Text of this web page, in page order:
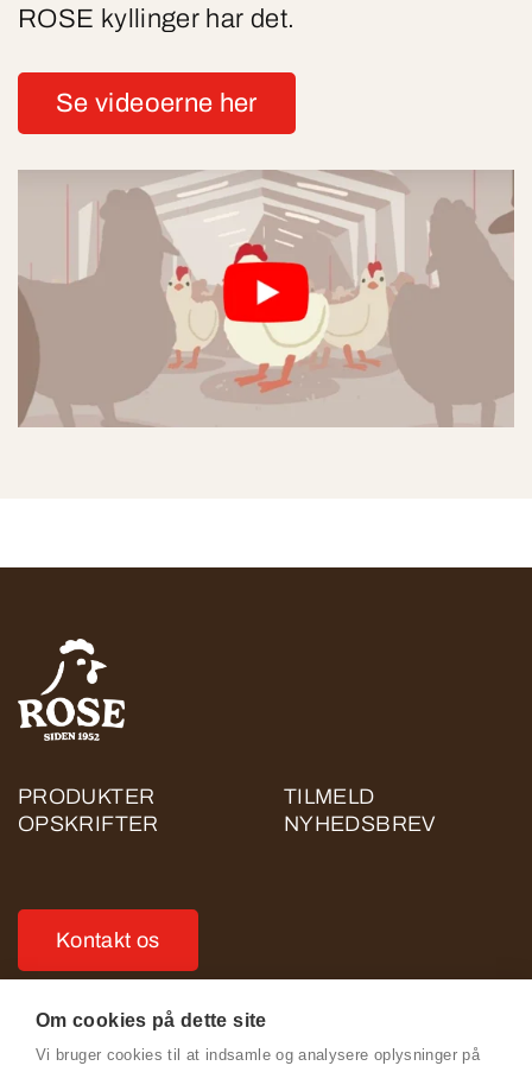
ROSE kyllinger har det.
Se videoerne her
PRODUKTER
OPSKRIFTER
TILMELD
NYHEDSBREV
Kontakt os
Om cookies på dette site
Vi bruger cookies til at indsamle og analysere oplysninger på